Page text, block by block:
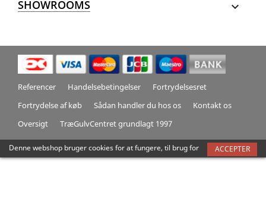
Denne webshop bruger cookies for at fungere, til brug for
trafikmåling, optimering af sidens indhold og forbedre
ACCEPTER
SHOWROOMS 
Referencer Handelsebetingelser
Fortrydelsesret
Fortrydelse af køb
Sådan handler du hos os
Kontakt os
Oversigt
TræGulvCentret grundlagt 1997